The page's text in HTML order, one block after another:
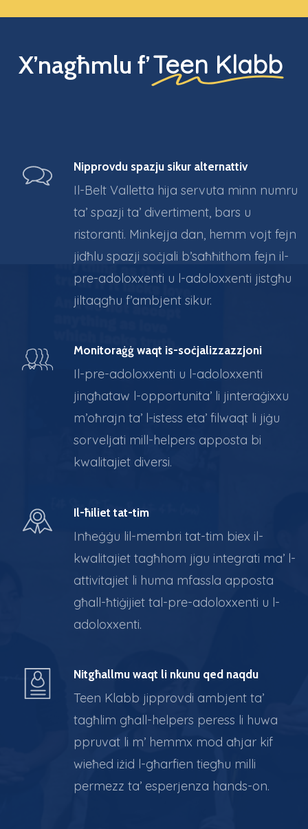
X’nagħmlu f’Teen Klabb
Nipprovdu spazju sikur alternattiv
Il-Belt Valletta hija servuta minn numru
ta’ spazji ta’ divertiment, bars u
ristoranti. Minkejja dan, hemm vojt fejn
jidħlu spazji soċjali b’saħħithom fejn il-
pre-adoloxxenti u l-adoloxxenti jistgħu
jiltaqgħu f’ambjent sikur.
Monitoraġġ waqt is-soċjalizzazzjoni
Il-pre-adoloxxenti u l-adoloxxenti
jingħataw l-opportunita’ li jinteraġixxu
m’oħrajn ta’ l-istess eta’ filwaqt li jiġu
sorveljati mill-helpers apposta bi
kwalitajiet diversi.
Il-ħiliet tat-tim
Inħeġġu lil-membri tat-tim biex il-
kwalitajiet tagħhom jigu integrati ma’ l-
attivitajiet li huma mfassla apposta
għall-ħtiġijiet tal-pre-adoloxxenti u l-
adoloxxenti.
Nitgħallmu waqt li nkunu qed naqdu
Teen Klabb jipprovdi ambjent ta’
tagħlim għall-helpers peress li huwa
ppruvat li m’ hemmx mod aħjar kif
wieħed iżid l-għarfien tiegħu milli
permezz ta’ esperjenza hands-on.